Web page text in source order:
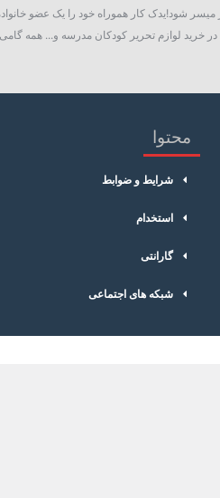
امروز میسر شود!یدک کار هموراه خود را یک عضو
خرید لوازم تحریر کودکان مدرسه و... همه گامی
محتوا
شرایط و ضوابط
استخدام
گارانتی
شبکه های اجتماعی